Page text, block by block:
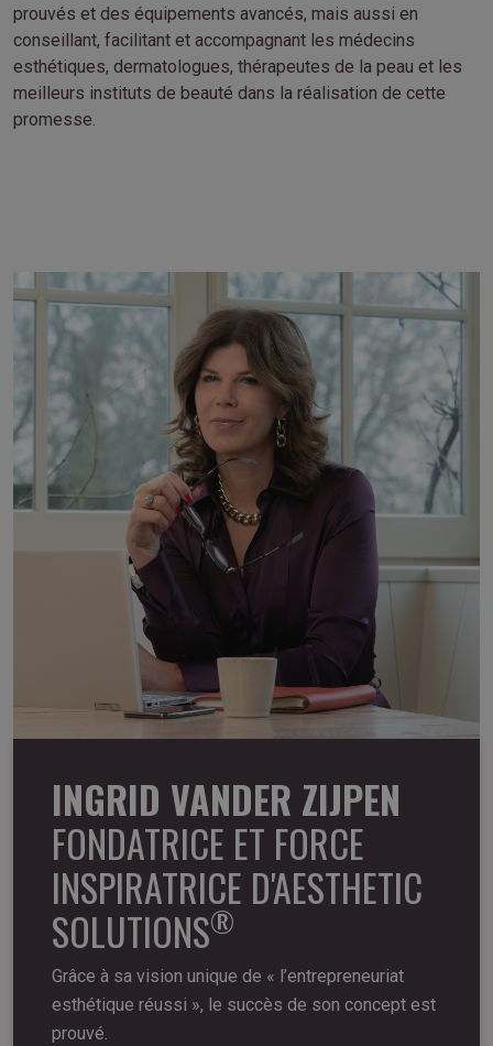
prouvés et des équipements avancés, mais aussi en
conseillant, facilitant et accompagnant les médecins
esthétiques, dermatologues, thérapeutes de la peau et les
meilleurs instituts de beauté dans la réalisation de cette
promesse.
INGRID VANDER ZIJPEN
FONDATRICE ET FORCE
INSPIRATRICE D'AESTHETIC
SOLUTIONS®
Grâce à sa vision unique de « l’entrepreneuriat
esthétique réussi », le succès de son concept est
prouvé.